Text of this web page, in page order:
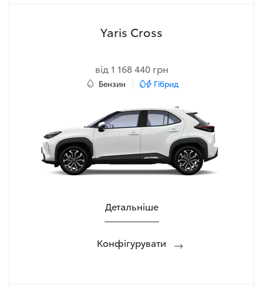
Yaris Cross
від 1 168 440 грн
Бензин Гібрид
Детальніше
Конфігурувати